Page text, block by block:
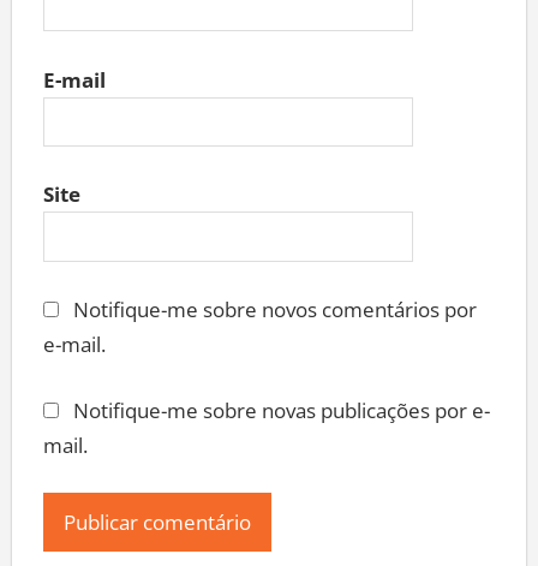
E-mail
Site
Notifique-me sobre novos comentários por
e-mail.
Notifique-me sobre novas publicações por e-
mail.